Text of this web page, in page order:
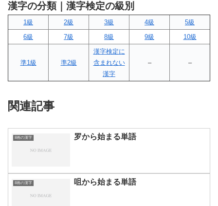
漢字の分類｜漢字検定の級別
1級 2級 3級 4級
5級
6級
7級 8級 9級 10級
準1級 準2級
漢字検定に
含まれない
漢字
– –
関連記事
8画の漢字 罗から始まる単語
8画の漢字 咀から始まる単語